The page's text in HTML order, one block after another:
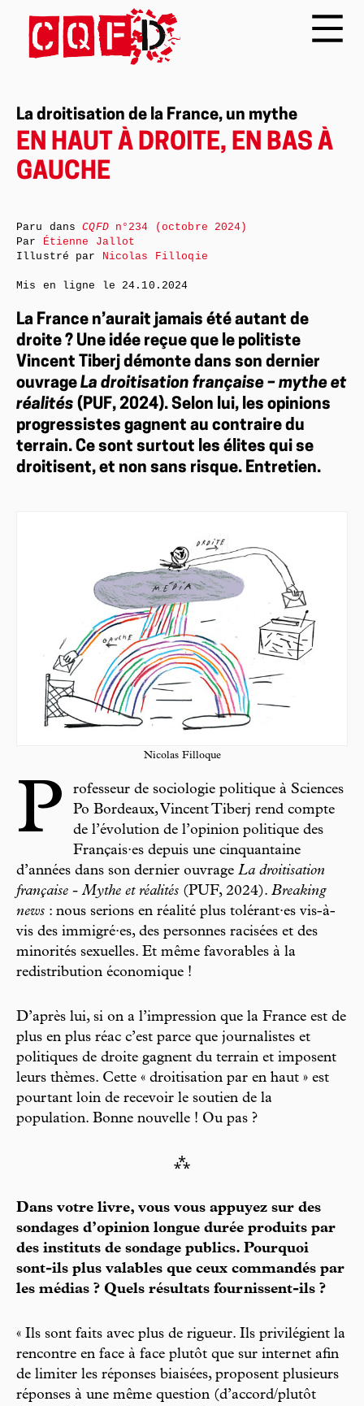
La droitisation de la France, un mythe
EN HAUT À DROITE, EN BAS À
GAUCHE
La France n’aurait jamais été autant de
droite ? Une idée reçue que le politiste
Vincent Tiberj démonte dans son dernier
ouvrage La droitisation française – mythe et
réalités (PUF, 2024). Selon lui, les opinions
progressistes gagnent au contraire du
terrain. Ce sont surtout les élites qui se
droitisent, et non sans risque. Entretien.
Nicolas Filloque
P
rofesseur de sociologie politique à Sciences
Po Bordeaux, Vincent Tiberj rend compte
de l’évolution de l’opinion politique des
Français·es depuis une cinquantaine
d’années dans son dernier ouvrage La droitisation
française - Mythe et réalités (PUF, 2024). Breaking
news : nous serions en réalité plus tolérant·es vis-à-
vis des immigré·es, des personnes racisées et des
minorités sexuelles. Et même favorables à la
redistribution économique !
D’après lui, si on a l’impression que la France est de
plus en plus réac c’est parce que journalistes et
politiques de droite gagnent du terrain et imposent
leurs thèmes. Cette « droitisation par en haut » est
pourtant loin de recevoir le soutien de la
population. Bonne nouvelle ! Ou pas ?
⁂
Dans votre livre, vous vous appuyez sur des
sondages d’opinion longue durée produits par
des instituts de sondage publics. Pourquoi
sont-ils plus valables que ceux commandés par
les médias ? Quels résultats fournissent-ils ?
« Ils sont faits avec plus de rigueur. Ils privilégient la
rencontre en face à face plutôt que sur internet afin
de limiter les réponses biaisées, proposent plusieurs
réponses à une même question (d’accord/plutôt
Paru dansCQFDn°234 (octobre 2024)
Par Étienne Jallot
Illustré par Nicolas Filloqie
Mis en ligne le 24.10.2024